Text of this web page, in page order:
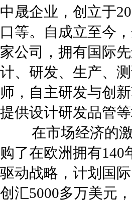
中晟企业，创立于
口等。自成立至今
家公司，拥有国际
计、研发、生产、
师，自主研发与创
提供设计研发品管
在市场经济的激
购了在欧洲拥有
驱动战略，计划国
创汇5000多万美元